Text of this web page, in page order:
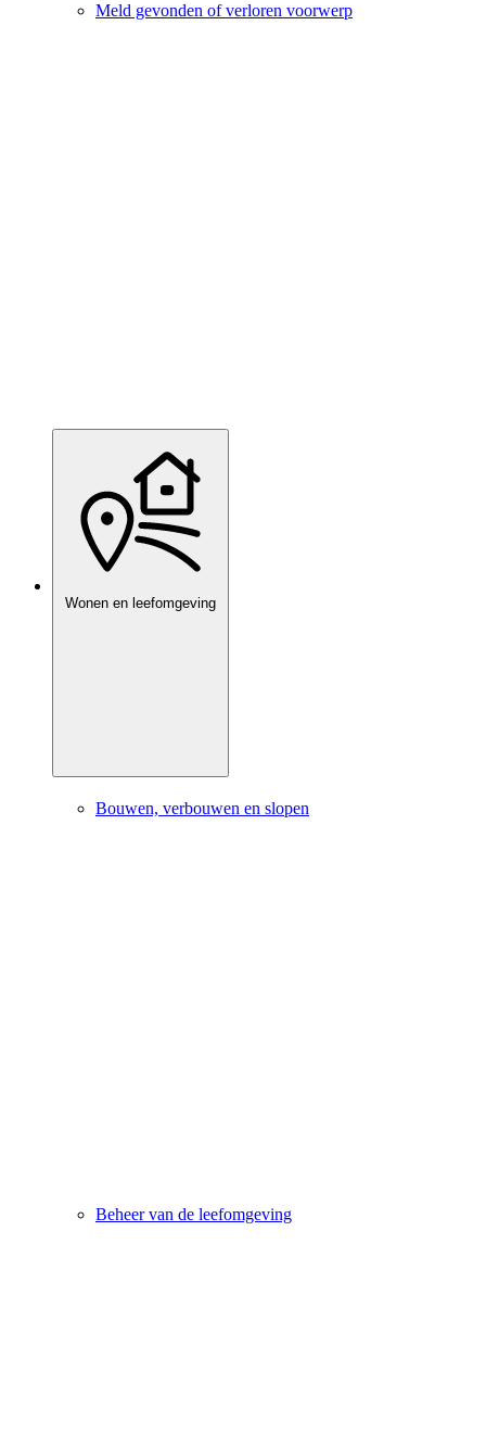
Meld gevonden of verloren voorwerp
Wonen en leefomgeving
Bouwen, verbouwen en slopen
Beheer van de leefomgeving